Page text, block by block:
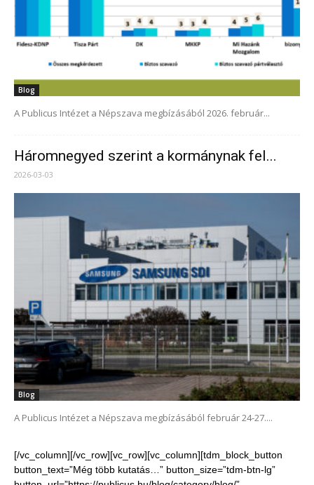
Blog
A Publicus Intézet a Népszava megbízásából 2026. február...
Háromnegyed szerint a kormánynak fel...
2026-03-03
Blog
A Publicus Intézet a Népszava megbízásából február 24-27....
[/vc_column][/vc_row][vc_row][vc_column][tdm_block_button
button_text=”Még több kutatás…” button_size=”tdm-btn-lg”